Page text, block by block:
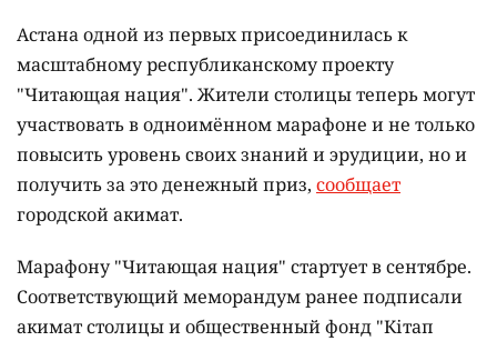
Астана одной из первых присоединилась к
масштабному республиканскому проекту
"Читающая нация". Жители столицы теперь могут
участвовать в одноимённом марафоне и не только
повысить уровень своих знаний и эрудиции, но и
получить за это денежный приз, сообщает
городской акимат.
Марафону "Читающая нация" стартует в сентябре.
Соответствующий меморандум ранее подписали
акимат столицы и общественный фонд "Кітап